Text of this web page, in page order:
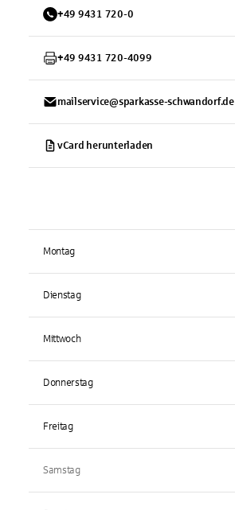
+49 9431 720-0
+49 9431 720-4099
mailservice@sparkasse-schwandorf.de
vCard herunterladen
Montag
Dienstag
Mittwoch
Donnerstag
Freitag
Samstag